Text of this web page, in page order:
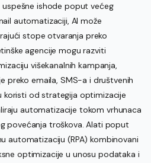
ishode poput većeg
automatizaciji, AI može
stope otvaranja preko
agencije mogu razviti
višekanalnih kampanja,
preko emaila, SMS-a i društvenih
koristi od strategija optimizacije
automatizacije tokom vrhunaca
povećanja troškova. Alati poput
automatizaciju (RPA) kombinovani
optimizacije u unosu podataka i